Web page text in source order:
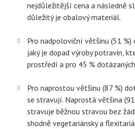
nejdůležitější cena a následně
důležitý je obalový materiál.
Pro nadpoloviční většinu (51
jaký je dopad výroby potravin,
prostředí a pro 45 %
Pro naprostou většinu (87 %)
se stravují. Naprostá většina
stravuje běžnou stravou bez
shodně vegetariánsky a